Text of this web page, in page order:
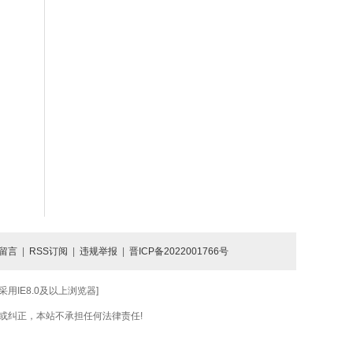
言 RSS订阅 违规举报 晋ICP备2022001766号
用IE8.0及以上浏览器]
纠正，本站不承担任何法律责任!